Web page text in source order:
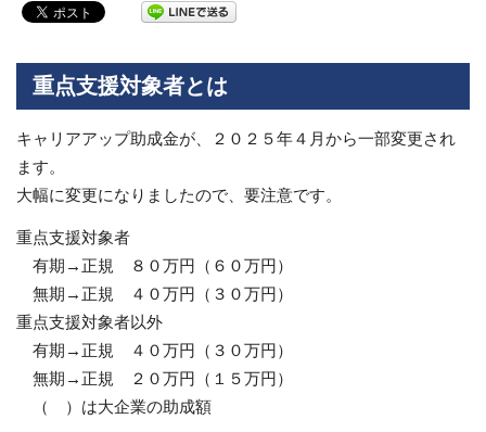
重点支援対象者とは
キャリアアップ助成金が、２０２５年４月から一部変更され
ます。
大幅に変更になりましたので、要注意です。
重点支援対象者
有期→正規 ８０万円（６０万円）
無期→正規 ４０万円（３０万円）
重点支援対象者以外
有期→正規 ４０万円（３０万円）
無期→正規 ２０万円（１５万円）
（ ）は大企業の助成額